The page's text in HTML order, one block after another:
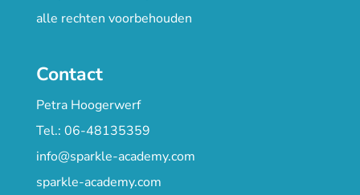
alle rechten voorbehouden
Contact
Petra Hoogerwerf
Tel.: 06-48135359
info@sparkle-academy.com
sparkle-academy.com